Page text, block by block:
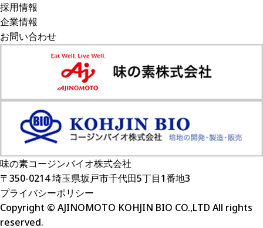
採用情報
企業情報
お問い合わせ
味の素コージンバイオ株式会社
〒350-0214 埼玉県坂戸市千代田5丁目1番地3
プライバシーポリシー
Copyright © AJINOMOTO KOHJIN BIO CO.,LTD All rights
reserved.